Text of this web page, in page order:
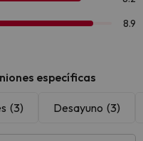
específicas
(3) Desayuno (3)